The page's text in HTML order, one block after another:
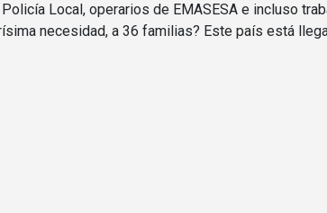
Policía Local, operarios de EMASESA e incluso
necesidad, a 36 familias? Este país está